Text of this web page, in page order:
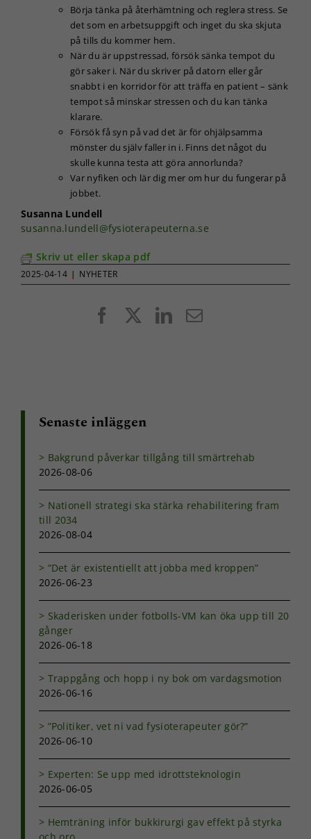
Börja tänka på återhämtning och reglera stress. Se
det som en arbetsuppgift och inget du ska skjuta
på tills du kommer hem.
När du är uppstressad, försök sänka tempot du
gör saker i. När du skriver på datorn eller går
snabbt i en korridor för att träffa en patient – sänk
tempot så minskar stressen och du kan tänka
klarare.
Försök få syn på vad det är för ohjälpsamma
mönster du själv faller in i. Finns det något du
skulle kunna testa att göra annorlunda?
Var nyfiken och lär dig mer om hur du fungerar på
jobbet.
Susanna Lundell
susanna.lundell@fysioterapeuterna.se
Skriv ut eller skapa pdf
2025-04-14 | NYHETER
FacebookLinkedIn
E-
Senaste inläggen
Bakgrund påverkar tillgång till smärtrehab
2026-08-06
Nationell strategi ska stärka rehabilitering fram
till 2034
2026-08-04
”Det är existentiellt att jobba med kroppen”
2026-06-23
Skaderisken under fotbolls-VM kan öka upp till 20
gånger
2026-06-18
Trappgång och hopp i ny bok om vardagsmotion
2026-06-16
”Politiker, vet ni vad fysioterapeuter gör?”
2026-06-10
Experten: Se upp med idrottsteknologin
2026-06-05
Hemträning inför bukkirurgi gav effekt på styrka
går inte att
välja bort. De
att hemsidan
över huvud
förbättra
uppbyggnad,
baserat på
hemsidan
används.
Upplevelse
bra som